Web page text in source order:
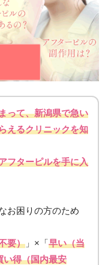
って、新潟県で急い
えるクリニックを知
フターピルを手に入
お困りの方のため
要） 」×「早い（当
い得（国内最安